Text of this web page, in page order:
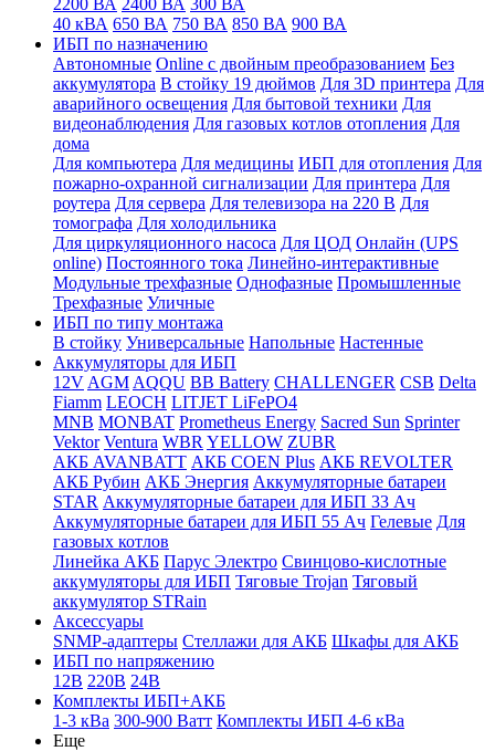
2200 ВА 2400 ВА 300 ВА
40 кВА 650 ВА 750 ВА 850 ВА 900 ВА
ИБП по назначению
Автономные Online с двойным преобразованием Без
аккумулятора В стойку 19 дюймов Для 3D принтера Для
аварийного освещения Для бытовой техники Для
видеонаблюдения Для газовых котлов отопления Для
дома
Для компьютера Для медицины ИБП для отопления Для
пожарно-охранной сигнализации Для принтера Для
роутера Для сервера Для телевизора на 220 В Для
томографа Для холодильника
Для циркуляционного насоса Для ЦОД Онлайн (UPS
online) Постоянного тока Линейно-интерактивные
Модульные трехфазные Однофазные Промышленные
Трехфазные Уличные
ИБП по типу монтажа
В стойку Универсальные Напольные Настенные
Аккумуляторы для ИБП
12V AGM AQQU BB Battery CHALLENGER CSB Delta
Fiamm LEOCH LITJET LiFePO4
MNB MONBAT Prometheus Energy Sacred Sun Sprinter
Vektor Ventura WBR YELLOW ZUBR
АКБ AVANBATT АКБ COEN Plus АКБ REVOLTER
АКБ Рубин АКБ Энергия Аккумуляторные батареи
STAR Аккумуляторные батареи для ИБП 33 Ач
Аккумуляторные батареи для ИБП 55 Ач Гелевые Для
газовых котлов
Линейка АКБ Парус Электро Свинцово-кислотные
аккумуляторы для ИБП Тяговые Trojan Тяговый
аккумулятор STRain
Аксессуары
SNMP-адаптеры Стеллажи для АКБ Шкафы для АКБ
ИБП по напряжению
12В 220В 24В
Комплекты ИБП+АКБ
1-3 кВа 300-900 Ватт Комплекты ИБП 4-6 кВа
Еще